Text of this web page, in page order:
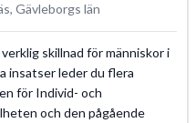
Gävleborgs län
skillnad för människor i
insatser leder du flera
för Individ- och
och den pågående